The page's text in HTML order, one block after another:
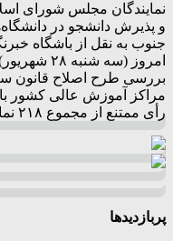
نمایندگان مجلس شورای
و پذیرش دانشجو در
جنوب به نقل از باشگاه
امروز (سه
بررسی طرح اصلاح قانون
رأی ممتنع از مجموع ۲۱۸ نماینده حاضر در صحن با […]
پربازدیدها